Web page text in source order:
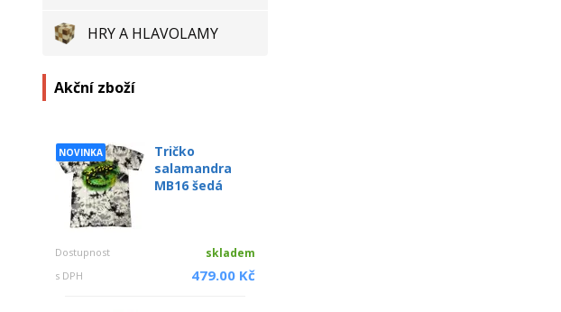
HRY A HLAVOLAMY
Akční zboží
NOVINKA
Tričko
salamandra
MB16 šedá
Dostupnost skladem
s DPH 479.00 Kč